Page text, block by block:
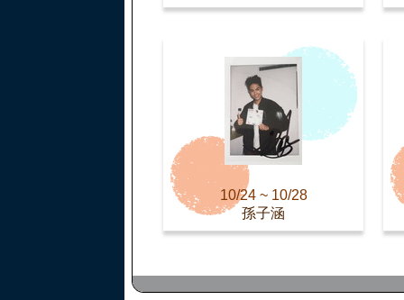
10/24 ~ 10/28
孫子涵